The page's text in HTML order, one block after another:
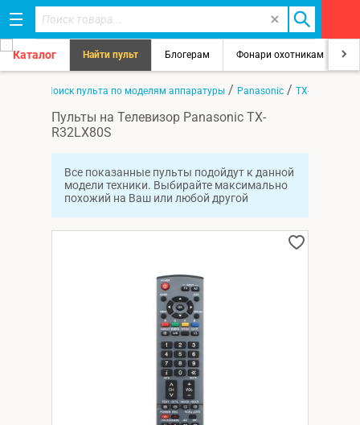
Каталог Найти пульт Блогерам Фонари охотникам
Поиск пульта по моделям аппаратуры / Panasonic / TX-R32LX80S
Пульты на Телевизор Panasonic TX-
R32LX80S
Все показанные пульты подойдут к данной
модели техники. Выбирайте максимально
похожий на Ваш или любой другой